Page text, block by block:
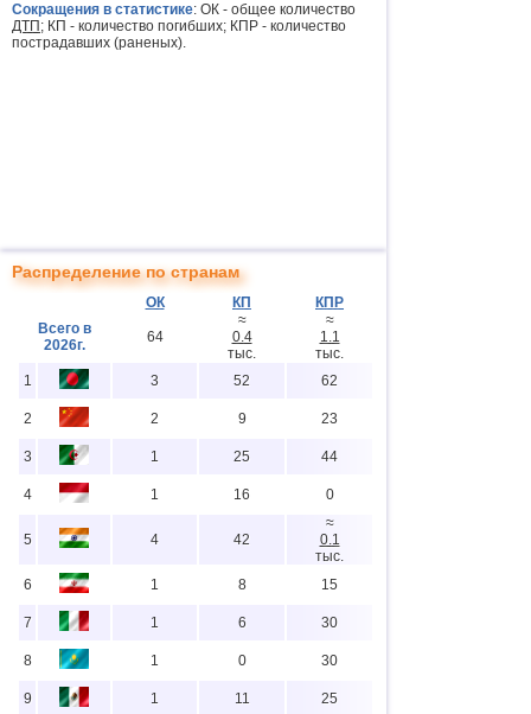
Сокращения в статистике: ОК - общее количество
ДТП ; КП - количество погибших; КПР - количество
пострадавших (раненых).
Распределение по странам
ОК КП
КПР
Всего в
2026г.
64
≈
0.4
тыс.
≈
1.1
тыс.
1
3 52 62
2 2 9 23
3 1 25 44
4 1 16 0
5 4 42
≈
0.1
тыс.
6
1 8 15
7 1 6 30
8 1 0 30
9 1 11 25